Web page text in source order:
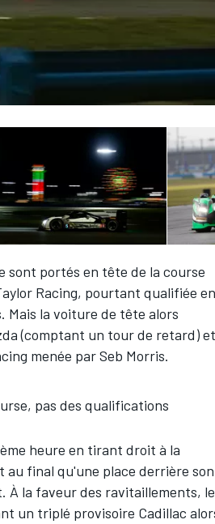
sont portés en tête de la course
Racing, pourtant qualifiée en
Mais la voiture de tête alors
(comptant un tour de retard) et
menée par Seb Morris.
pas des qualifications
heure en tirant droit à la
au final qu'une place derrière son
la faveur des ravitaillements, le
un triplé provisoire Cadillac